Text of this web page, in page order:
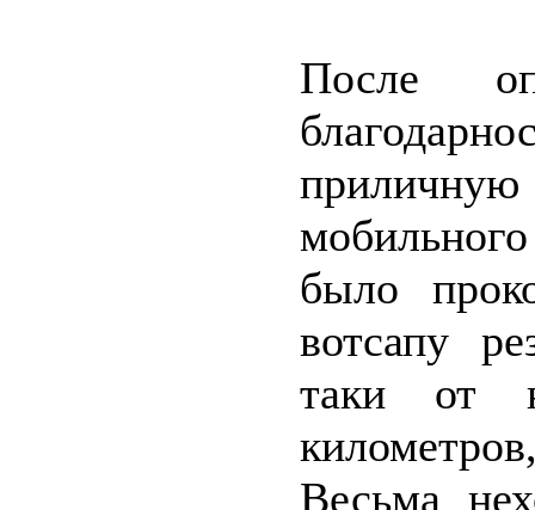
После
приличную
было
вотсапу
таки от
Весьма